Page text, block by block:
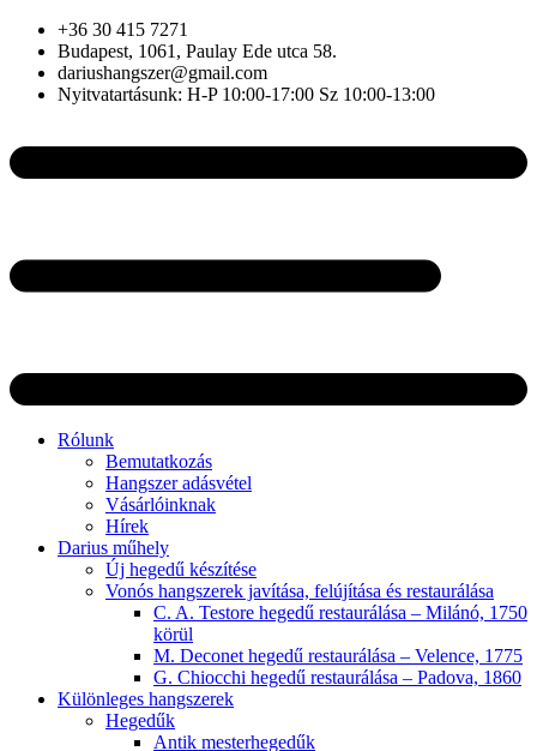
+36 30 415 7271
Budapest, 1061, Paulay Ede utca 58.
dariushangszer@gmail.com
Nyitvatartásunk: H-P 10:00-17:00 Sz 10:00-13:00
Rólunk
Bemutatkozás
Hangszer adásvétel
Vásárlóinknak
Hírek
Darius műhely
Új hegedű készítése
Vonós hangszerek javítása, felújítása és restaurálása
C. A. Testore hegedű restaurálása – Milánó, 1750
körül
M. Deconet hegedű restaurálása – Velence, 1775
G. Chiocchi hegedű restaurálása – Padova, 1860
Különleges hangszerek
Hegedűk
Antik mesterhegedűk